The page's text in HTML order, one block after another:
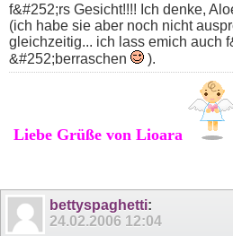
f&#252;rs Gesicht!!!! Ich denke,
(ich habe sie aber noch nicht
gleichzeitig... ich lass emich auch
&#252;berraschen
).
Liebe Grüße von Lioara
bettyspaghetti:
24.02.2006 12:04